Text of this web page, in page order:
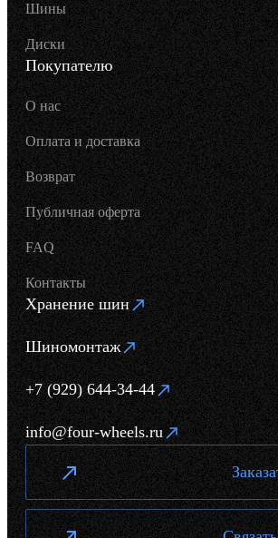
Шины
Диски
Покупателю
О нас
Оплата и доставка
Возврат
Публичная оферта
FAQ
Контакты
Хранение шин
Шиномонтаж
+7 (929) 644-34-44
info@four-wheels.ru